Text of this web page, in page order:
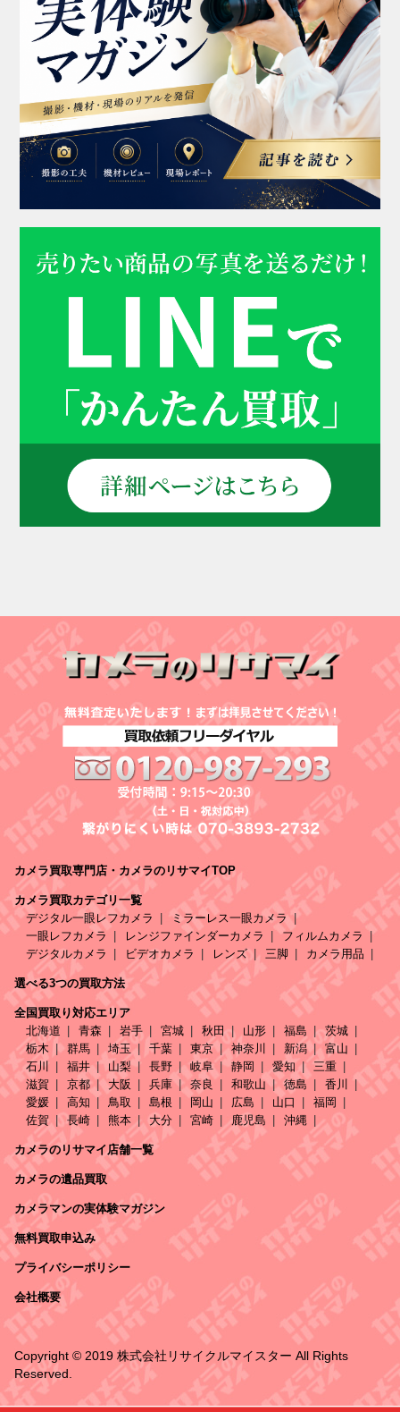
カメラ買取専門店・カメラのリサマイTOP
カメラ買取カテゴリ一覧
デジタル一眼レフカメラ
ミラーレス一眼カメラ
一眼レフカメラ
レンジファインダーカメラ
フィルムカメラ
デジタルカメラ
ビデオカメラ レンズ 三脚 カメラ用品
選べる3つの買取方法
全国買取り対応エリア
北海道
青森 岩手 宮城 秋田 山形 福島
茨城
栃木
群馬 埼玉 千葉 東京 神奈川 新潟
富山
石川
福井 山梨 長野 岐阜 静岡 愛知
三重
滋賀
京都 大阪 兵庫 奈良 和歌山 徳島
香川
愛媛
高知 鳥取 島根 岡山 広島 山口
福岡
佐賀
長崎 熊本 大分 宮崎 鹿児島 沖縄
カメラのリサマイ店舗一覧
カメラの遺品買取
カメラマンの実体験マガジン
無料買取申込み
プライバシーポリシー
会社概要
Copyright © 2019 株式会社リサイクルマイスター All Rights
Reserved.